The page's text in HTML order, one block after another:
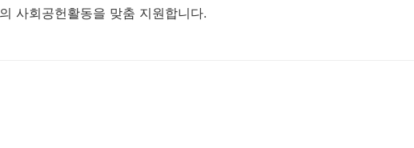
사회공헌활동을 맞춤 지원합니다.